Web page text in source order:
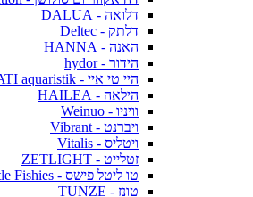
דלואה - DALUA
דלתק - Deltec
האנה - HANNA
הידור - hydor
היי טי איי - ATI aquaristik
הילאה - HAILEA
וויניו - Weinuo
ויברנט - Vibrant
ויטליס - Vitalis
זטלייט - ZETLIGHT
טו ליטל פישס - Two Little Fishies
טונז - TUNZE